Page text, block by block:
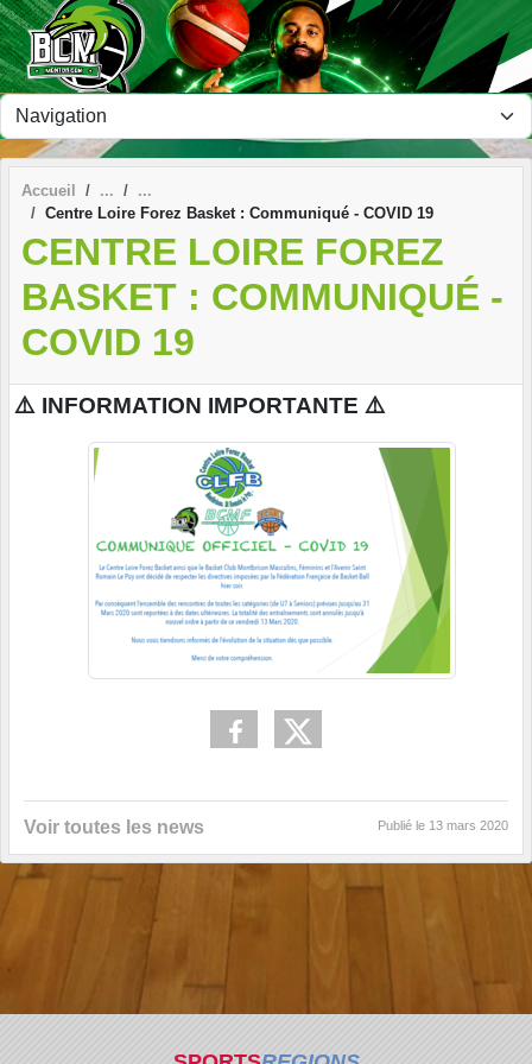
Accueil
Centre Loire Forez Basket : Communiqué - COVID 19
CENTRE LOIRE FOREZ
BASKET : COMMUNIQUÉ -
COVID 19
⚠️ INFORMATION IMPORTANTE ⚠️
Voir toutes les news Publié le 13 mars 2020
Panneau de gestion des cookies